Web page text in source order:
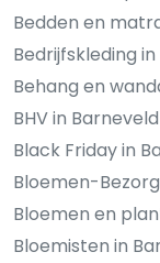
Bedden en
Bedrijfskleding
Behang en
BHV in Barneveld
Black Friday in
Bloemen-
Bloemen en
Bloemisten in